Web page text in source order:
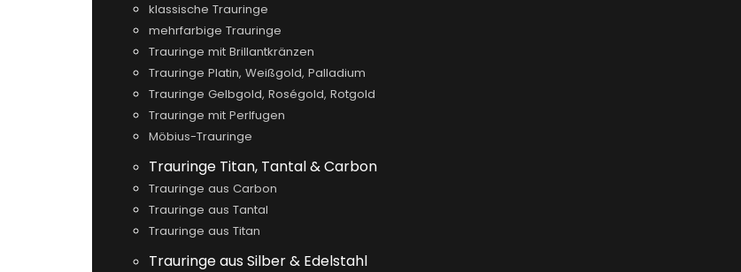
klassische Trauringe
mehrfarbige Trauringe
Trauringe mit Brillantkränzen
Trauringe Platin, Weißgold, Palladium
Trauringe Gelbgold, Roségold, Rotgold
Trauringe mit Perlfugen
Möbius-Trauringe
Trauringe Titan, Tantal & Carbon
Trauringe aus Carbon
Trauringe aus Tantal
Trauringe aus Titan
Trauringe aus Silber & Edelstahl